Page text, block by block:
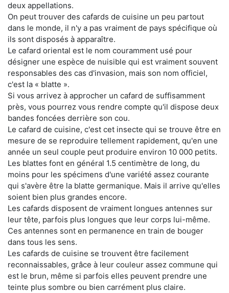
deux appellations.
On peut trouver des cafards de cuisine un peu partout
dans le monde, il n'y a pas vraiment de pays spécifique où
ils sont disposés à apparaître.
Le cafard oriental est le nom couramment usé pour
désigner une espèce de nuisible qui est vraiment souvent
responsables des cas d'invasion, mais son nom officiel,
c'est la « blatte ».
Si vous arrivez à approcher un cafard de suffisamment
près, vous pourrez vous rendre compte qu'il dispose deux
bandes foncées derrière son cou.
Le cafard de cuisine, c'est cet insecte qui se trouve être en
mesure de se reproduire tellement rapidement, qu'en une
année un seul couple peut produire environ 10 000 petits.
Les blattes font en général 1.5 centimètre de long, du
moins pour les spécimens d'une variété assez courante
qui s'avère être la blatte germanique. Mais il arrive qu'elles
soient bien plus grandes encore.
Les cafards disposent de vraiment longues antennes sur
leur tête, parfois plus longues que leur corps lui-même.
Ces antennes sont en permanence en train de bouger
dans tous les sens.
Les cafards de cuisine se trouvent être facilement
reconnaissables, grâce à leur couleur assez commune qui
est le brun, même si parfois elles peuvent prendre une
teinte plus sombre ou bien carrément plus claire.